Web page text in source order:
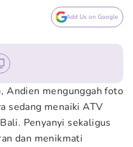
Add Us on Google
Andien mengunggah foto
sedang menaiki ATV
Penyanyi sekaligus
dan menikmati